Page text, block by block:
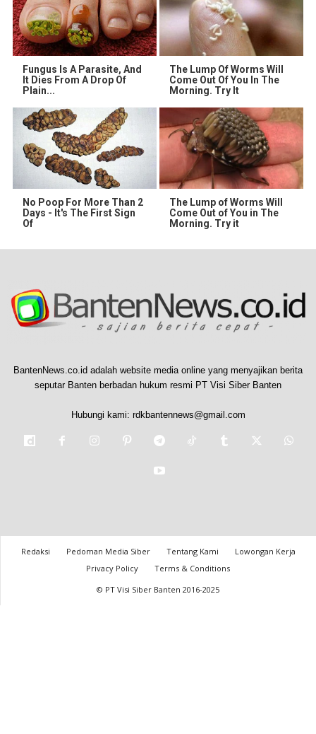
Fungus Is A Parasite, And
It Dies From A Drop Of
Plain...
The Lump Of Worms Will
Come Out Of You In The
Morning. Try It
No Poop For More Than 2
Days - It's The First Sign
Of
The Lump of Worms Will
Come Out of You in The
Morning. Try it
BantenNews.co.id adalah website media online yang menyajikan berita
seputar Banten berbadan hukum resmi PT Visi Siber Banten
Hubungi kami: rdkbantennews@gmail.com
Redaksi Pedoman Media Siber Tentang Kami
Lowongan Kerja
Privacy Policy
Terms & Conditions
© PT Visi Siber Banten 2016-2025